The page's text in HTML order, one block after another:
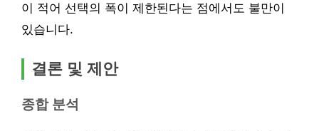
이 적어 선택의 폭이 제한된다는 점에서도 불만이
있습니다.
결론 및 제안
종합 분석